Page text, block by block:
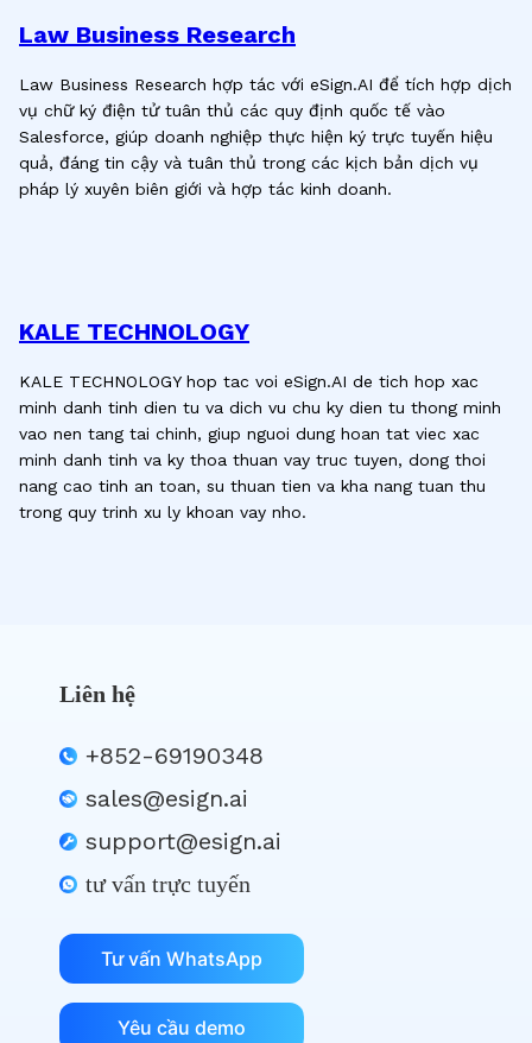
Law Business Research
Law Business Research hợp tác với eSign.AI để tích hợp dịch
vụ chữ ký điện tử tuân thủ các quy định quốc tế vào
Salesforce, giúp doanh nghiệp thực hiện ký trực tuyến hiệu
quả, đáng tin cậy và tuân thủ trong các kịch bản dịch vụ
pháp lý xuyên biên giới và hợp tác kinh doanh.
KALE TECHNOLOGY
KALE TECHNOLOGY hop tac voi eSign.AI de tich hop xac
minh danh tinh dien tu va dich vu chu ky dien tu thong minh
vao nen tang tai chinh, giup nguoi dung hoan tat viec xac
minh danh tinh va ky thoa thuan vay truc tuyen, dong thoi
nang cao tinh an toan, su thuan tien va kha nang tuan thu
trong quy trinh xu ly khoan vay nho.
Liên hệ
+852-69190348
sales@esign.ai
support@esign.ai
tư vấn trực tuyến
Tư vấn WhatsApp
Yêu cầu demo